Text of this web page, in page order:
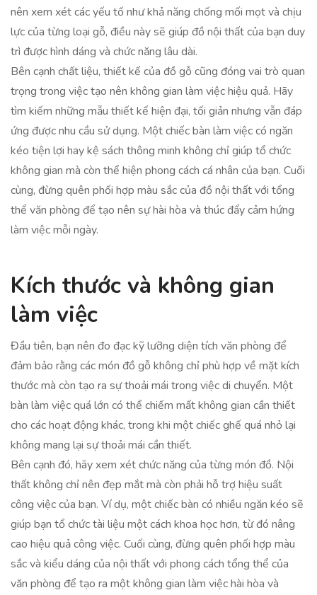
nên xem xét các yếu tố như khả năng chống mối mọt và chịu
lực của từng loại gỗ, điều này sẽ giúp đồ nội thất của bạn duy
trì được hình dáng và chức năng lâu dài.
Bên cạnh chất liệu, thiết kế của đồ gỗ cũng đóng vai trò quan
trọng trong việc tạo nên không gian làm việc hiệu quả. Hãy
tìm kiếm những mẫu thiết kế hiện đại, tối giản nhưng vẫn đáp
ứng được nhu cầu sử dụng. Một chiếc bàn làm việc có ngăn
kéo tiện lợi hay kệ sách thông minh không chỉ giúp tổ chức
không gian mà còn thể hiện phong cách cá nhân của bạn. Cuối
cùng, đừng quên phối hợp màu sắc của đồ nội thất với tổng
thể văn phòng để tạo nên sự hài hòa và thúc đẩy cảm hứng
làm việc mỗi ngày.
Kích thước và không gian
làm việc
Đầu tiên, bạn nên đo đạc kỹ lưỡng diện tích văn phòng để
đảm bảo rằng các món đồ gỗ không chỉ phù hợp về mặt kích
thước mà còn tạo ra sự thoải mái trong việc di chuyển. Một
bàn làm việc quá lớn có thể chiếm mất không gian cần thiết
cho các hoạt động khác, trong khi một chiếc ghế quá nhỏ lại
không mang lại sự thoải mái cần thiết.
Bên cạnh đó, hãy xem xét chức năng của từng món đồ. Nội
thất không chỉ nên đẹp mắt mà còn phải hỗ trợ hiệu suất
công việc của bạn. Ví dụ, một chiếc bàn có nhiều ngăn kéo sẽ
giúp bạn tổ chức tài liệu một cách khoa học hơn, từ đó nâng
cao hiệu quả công việc. Cuối cùng, đừng quên phối hợp màu
sắc và kiểu dáng của nội thất với phong cách tổng thể của
văn phòng để tạo ra một không gian làm việc hài hòa và